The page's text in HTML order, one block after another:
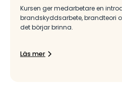
Kursen ger medarbetare en
brandskyddsarbete, brandteori
det börjar brinna.
Läs mer